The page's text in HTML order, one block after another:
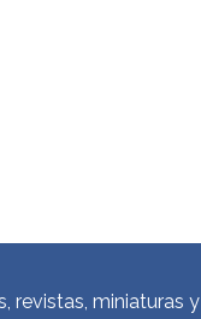
revistas, miniaturas y